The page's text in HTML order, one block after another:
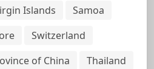
Islands
Samoa
Switzerland
of China
Thailand